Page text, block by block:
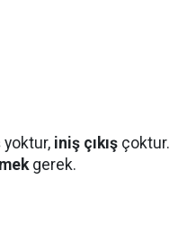
yoktur, iniş çıkış çoktur.
gerek.